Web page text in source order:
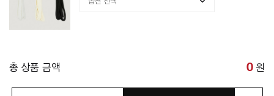
총 상품 금액 0 원